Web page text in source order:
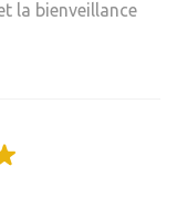
la bienveillance